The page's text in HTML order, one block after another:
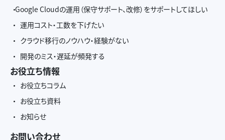
Google Cloudの運用（保守サポート、改修）をサポートしてほしい
運用コスト・工数を下げたい
クラウド移行のノウハウ・経験がない
開発のミス・遅延が頻発する
お役立ち情報
お役立ちコラム
お役立ち資料
お知らせ
お問い合わせ